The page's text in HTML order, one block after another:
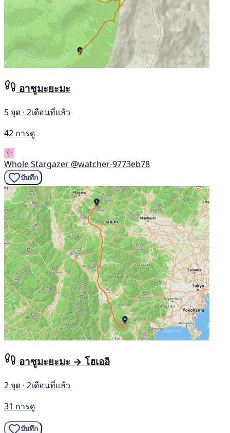
อาซูมะยะมะ
5 จุด · 2เดือนที่แล้ว
42 การดู
Whole Stargazer @watcher-9773eb78
บันทึก
อาซูมะยะมะ → โฮเออิ
2 จุด · 2เดือนที่แล้ว
31 การดู
บันทึก